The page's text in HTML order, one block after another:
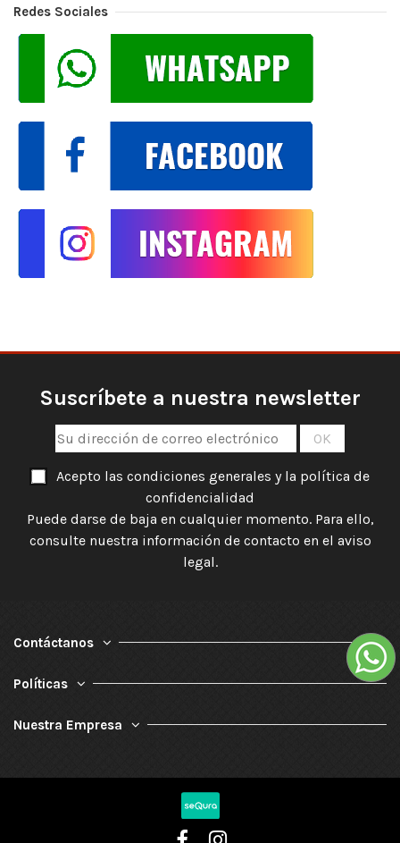
Redes Sociales
Suscríbete a nuestra newsletter
Acepto las condiciones generales y la política de
confidencialidad
Puede darse de baja en cualquier momento. Para ello,
consulte nuestra información de contacto en el aviso
legal.
Contáctanos
Políticas
Nuestra Empresa